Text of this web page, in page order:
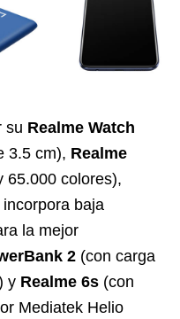
su Realme Watch
3.5 cm), Realme
65.000 colores),
incorpora baja
la mejor
2 (con carga
y Realme 6s (con
Mediatek Helio